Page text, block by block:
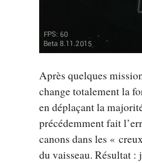
Après quelques
change totalement la
en déplaçant la
précédemment fait
canons dans les «
du vaisseau. Résultat :